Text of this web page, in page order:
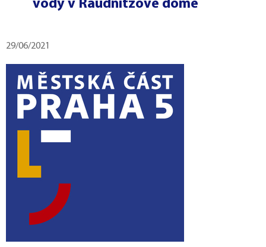
vody v Raudnitzově domě
29/06/2021